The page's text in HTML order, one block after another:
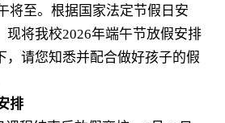
将至。根据国家法定节假日安
现将我校2026年端午节放假安排
，请您知悉并配合做好孩子的假
排